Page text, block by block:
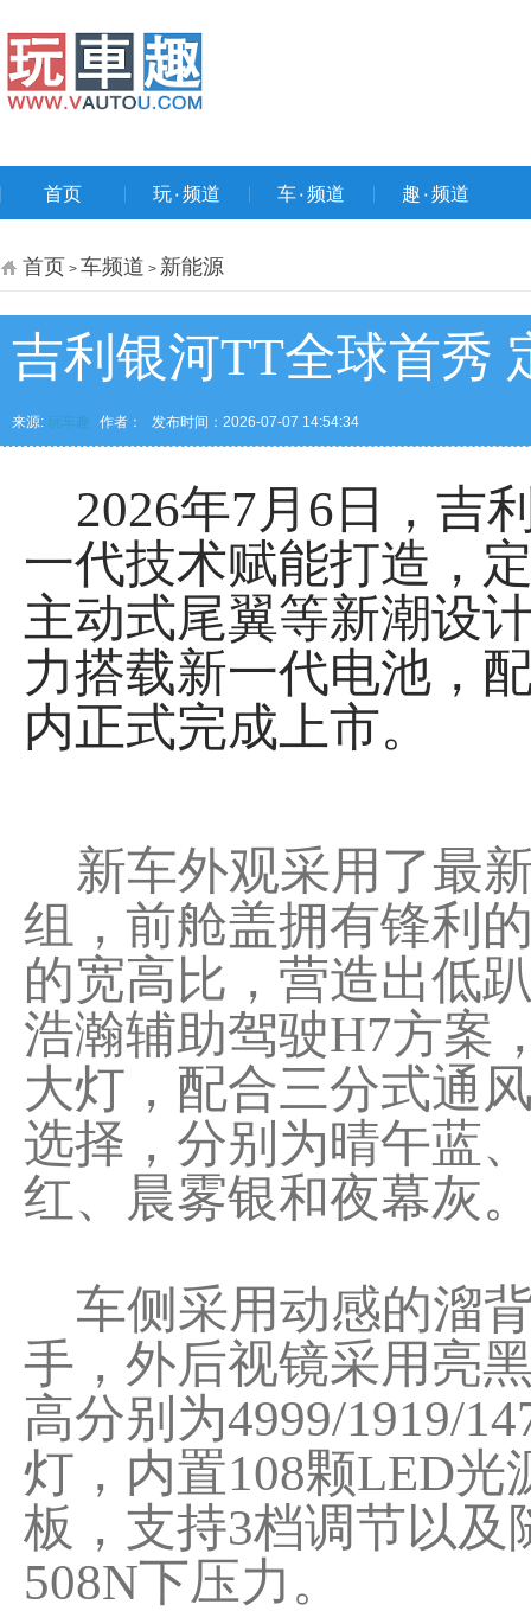
首页 玩۰频道 车۰频道 趣۰频道
首页 > 车频道 > 新能源
吉利银河TT全球首秀
来源: 玩车趣 作者： 发布时间：2026-07-07 14:54:34
2026年7月6日，吉
一代技术赋能打造，
主动式尾翼等新潮设
力搭载新一代电池，
内正式完成上市。
新车外观采用了最
组，前舱盖拥有锋利
的宽高比，营造出低
浩瀚辅助驾驶H7方案
大灯，配合三分式通
选择，分别为晴午蓝
红、晨雾银和夜幕灰
车侧采用动感的溜
手，外后视镜采用亮
高分别为4999/1919/
灯，内置108颗LED
板，支持3档调节以及
508N下压力。